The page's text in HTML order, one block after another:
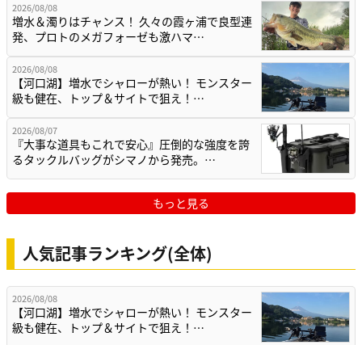
2026/08/08
増水＆濁りはチャンス！ 久々の霞ヶ浦で良型連
発、プロトのメガフォーゼも激ハマ…
2026/08/08
【河口湖】増水でシャローが熱い！ モンスター
級も健在、トップ＆サイトで狙え！…
2026/08/07
『大事な道具もこれで安心』圧倒的な強度を誇
るタックルバッグがシマノから発売。…
もっと見る
人気記事ランキング(全体)
2026/08/08
【河口湖】増水でシャローが熱い！ モンスター
級も健在、トップ＆サイトで狙え！…